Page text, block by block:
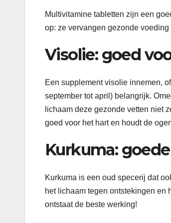
Multivitamine tabletten zijn een
op: ze vervangen gezonde voeding
Visolie: goed
Een supplement visolie innemen,
september tot april) belangrijk.
lichaam deze gezonde vetten niet
goed voor het hart en houdt de
Kurkuma:
Kurkuma is een oud specerij dat
het lichaam tegen ontstekingen en
ontstaat de beste werking!